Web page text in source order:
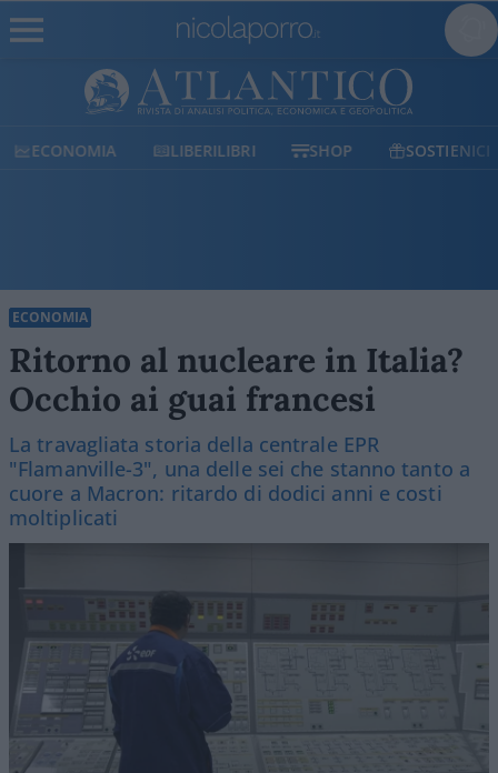
ECONOMIA LIBERILIBRI SHOP SOSTIENICI
ECONOMIA
Ritorno al nucleare in Italia?
Occhio ai guai francesi
La travagliata storia della centrale EPR
"Flamanville-3", una delle sei che stanno tanto a
cuore a Macron: ritardo di dodici anni e costi
moltiplicati